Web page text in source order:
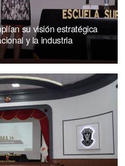
su visión estratégica
y la industria